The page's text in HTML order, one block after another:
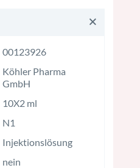
00123926
Köhler Pharma
GmbH
10X2 ml
N1
Injektionslösung
nein